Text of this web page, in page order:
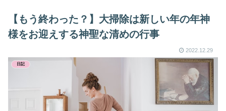
【もう終わった？】大掃除は新しい年の年神
様をお迎えする神聖な清めの行事
2022.12.29
日記